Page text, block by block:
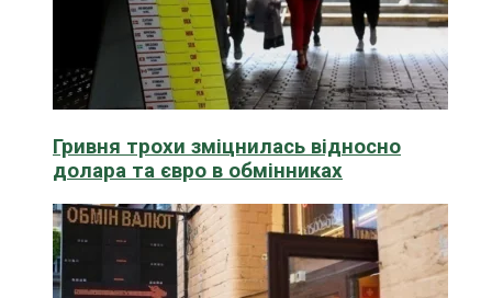
Гривня трохи зміцнилась відносно
долара та євро в обмінниках